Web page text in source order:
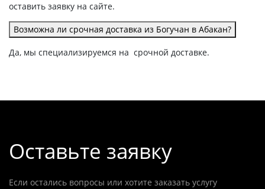
оставить заявку на сайте.
Возможна ли срочная доставка из Богучан в Абакан?
Да, мы специализируемся на срочной доставке.
Оставьте заявку
Если остались вопросы или хотите заказать услугу